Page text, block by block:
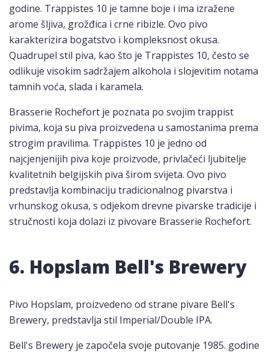
godine. Trappistes 10 je tamne boje i ima izražene
arome šljiva, grožđica i crne ribizle. Ovo pivo
karakterizira bogatstvo i kompleksnost okusa.
Quadrupel stil piva, kao što je Trappistes 10, često se
odlikuje visokim sadržajem alkohola i slojevitim notama
tamnih voća, slada i karamela.
Brasserie Rochefort je poznata po svojim trappist
pivima, koja su piva proizvedena u samostanima prema
strogim pravilima. Trappistes 10 je jedno od
najcjenjenijih piva koje proizvode, privlačeći ljubitelje
kvalitetnih belgijskih piva širom svijeta. Ovo pivo
predstavlja kombinaciju tradicionalnog pivarstva i
vrhunskog okusa, s odjekom drevne pivarske tradicije i
stručnosti koja dolazi iz pivovare Brasserie Rochefort.
6. Hopslam Bell's Brewery
Pivo Hopslam, proizvedeno od strane pivare Bell's
Brewery, predstavlja stil Imperial/Double IPA.
Bell's Brewery je započela svoje putovanje 1985. godine